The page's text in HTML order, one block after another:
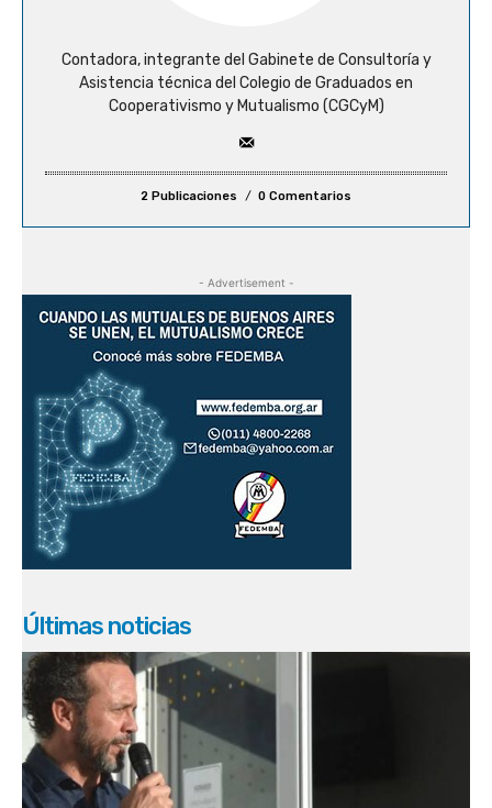
Contadora, integrante del Gabinete de Consultoría y
Asistencia técnica del Colegio de Graduados en
Cooperativismo y Mutualismo (CGCyM)
2 Publicaciones 0 Comentarios
- Advertisement -
Últimas noticias